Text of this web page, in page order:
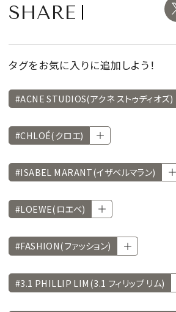
SHARE
タグをお気に入りに追加しよう！
#ACNE STUDIOS(アクネ ストゥディオズ)
#CHLOÉ(クロエ)
#ISABEL MARANT(イザベルマラン)
#LOEWE(ロエベ)
#FASHION(ファッション)
#3.1 PHILLIP LIM(3.1 フィリップ リム)